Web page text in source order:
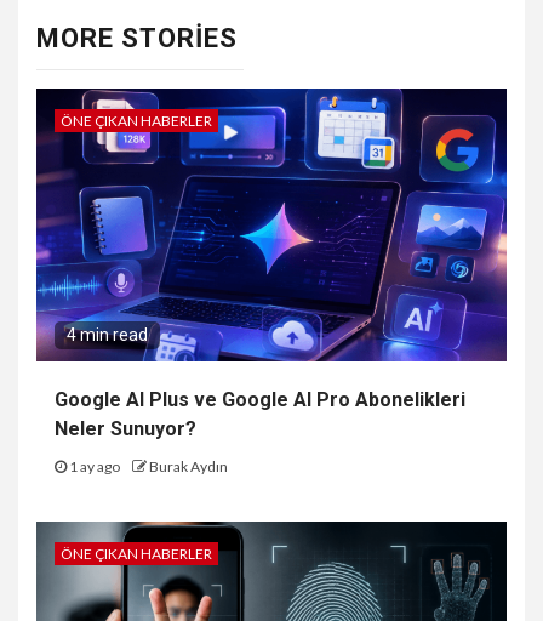
MORE STORIES
ÖNE ÇIKAN HABERLER
4 min read
Google AI Plus ve Google AI Pro Abonelikleri
Neler Sunuyor?
1 ay ago Burak Aydın
ÖNE ÇIKAN HABERLER